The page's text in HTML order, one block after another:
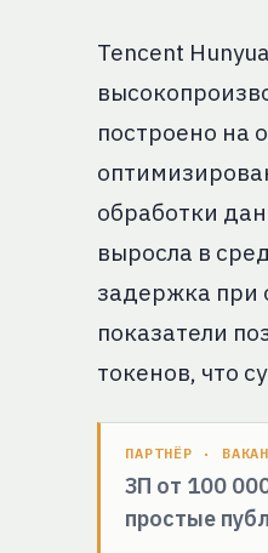
Tencent
построено на
обработки
выросла в
задержка при
показатели
токенов, что
ПАРТНЁР ·
ЗП от 100
простые